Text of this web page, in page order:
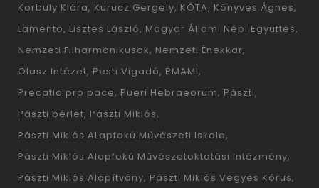
Korbuly Klára Kurucz Gergely KÓTA Könyves Ágnes
Lamento Lisztes László Magyar Állami Népi Együttes
Nemzeti Filharmonikusok Nemzeti Énekkar
Olasz Intézet Pesti Vigadó PMAMI
Precatio pro pace Pueri Hebraeorum Pászti
Pászti bérlet Pászti Miklós
Pászti Miklós ALapfokú Művészeti Iskola
Pászti Miklós Alapfokú Művészetoktatási Intézmény
Pászti Miklós Alapítvány Pászti Miklós Vegyes Kórus